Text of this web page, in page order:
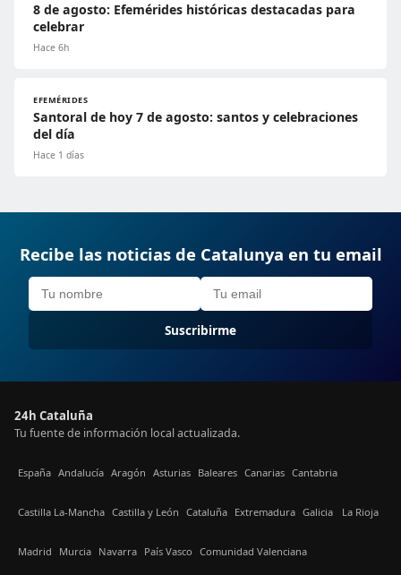
8 de agosto: Efemérides históricas destacadas para
celebrar
Hace 6h
EFEMÉRIDES
Santoral de hoy 7 de agosto: santos y celebraciones
del día
Hace 1 días
Recibe las noticias de Catalunya en tu email
Suscribirme
24h Cataluña
Tu fuente de información local actualizada.
España Andalucía Aragón Asturias Baleares Canarias Cantabria
Castilla La-Mancha Castilla y León Cataluña Extremadura Galicia La Rioja
Madrid Murcia Navarra País Vasco Comunidad Valenciana